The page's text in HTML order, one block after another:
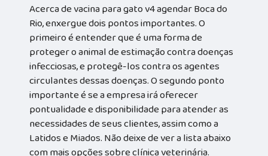
Acerca de vacina para gato v4 agendar Boca do
Rio, enxergue dois pontos importantes. O
primeiro é entender que é uma forma de
proteger o animal de estimação contra doenças
infecciosas, e protegê-los contra os agentes
circulantes dessas doenças. O segundo ponto
importante é se a empresa irá oferecer
pontualidade e disponibilidade para atender as
necessidades de seus clientes, assim como a
Latidos e Miados. Não deixe de ver a lista abaixo
com mais opções sobre clínica veterinária.